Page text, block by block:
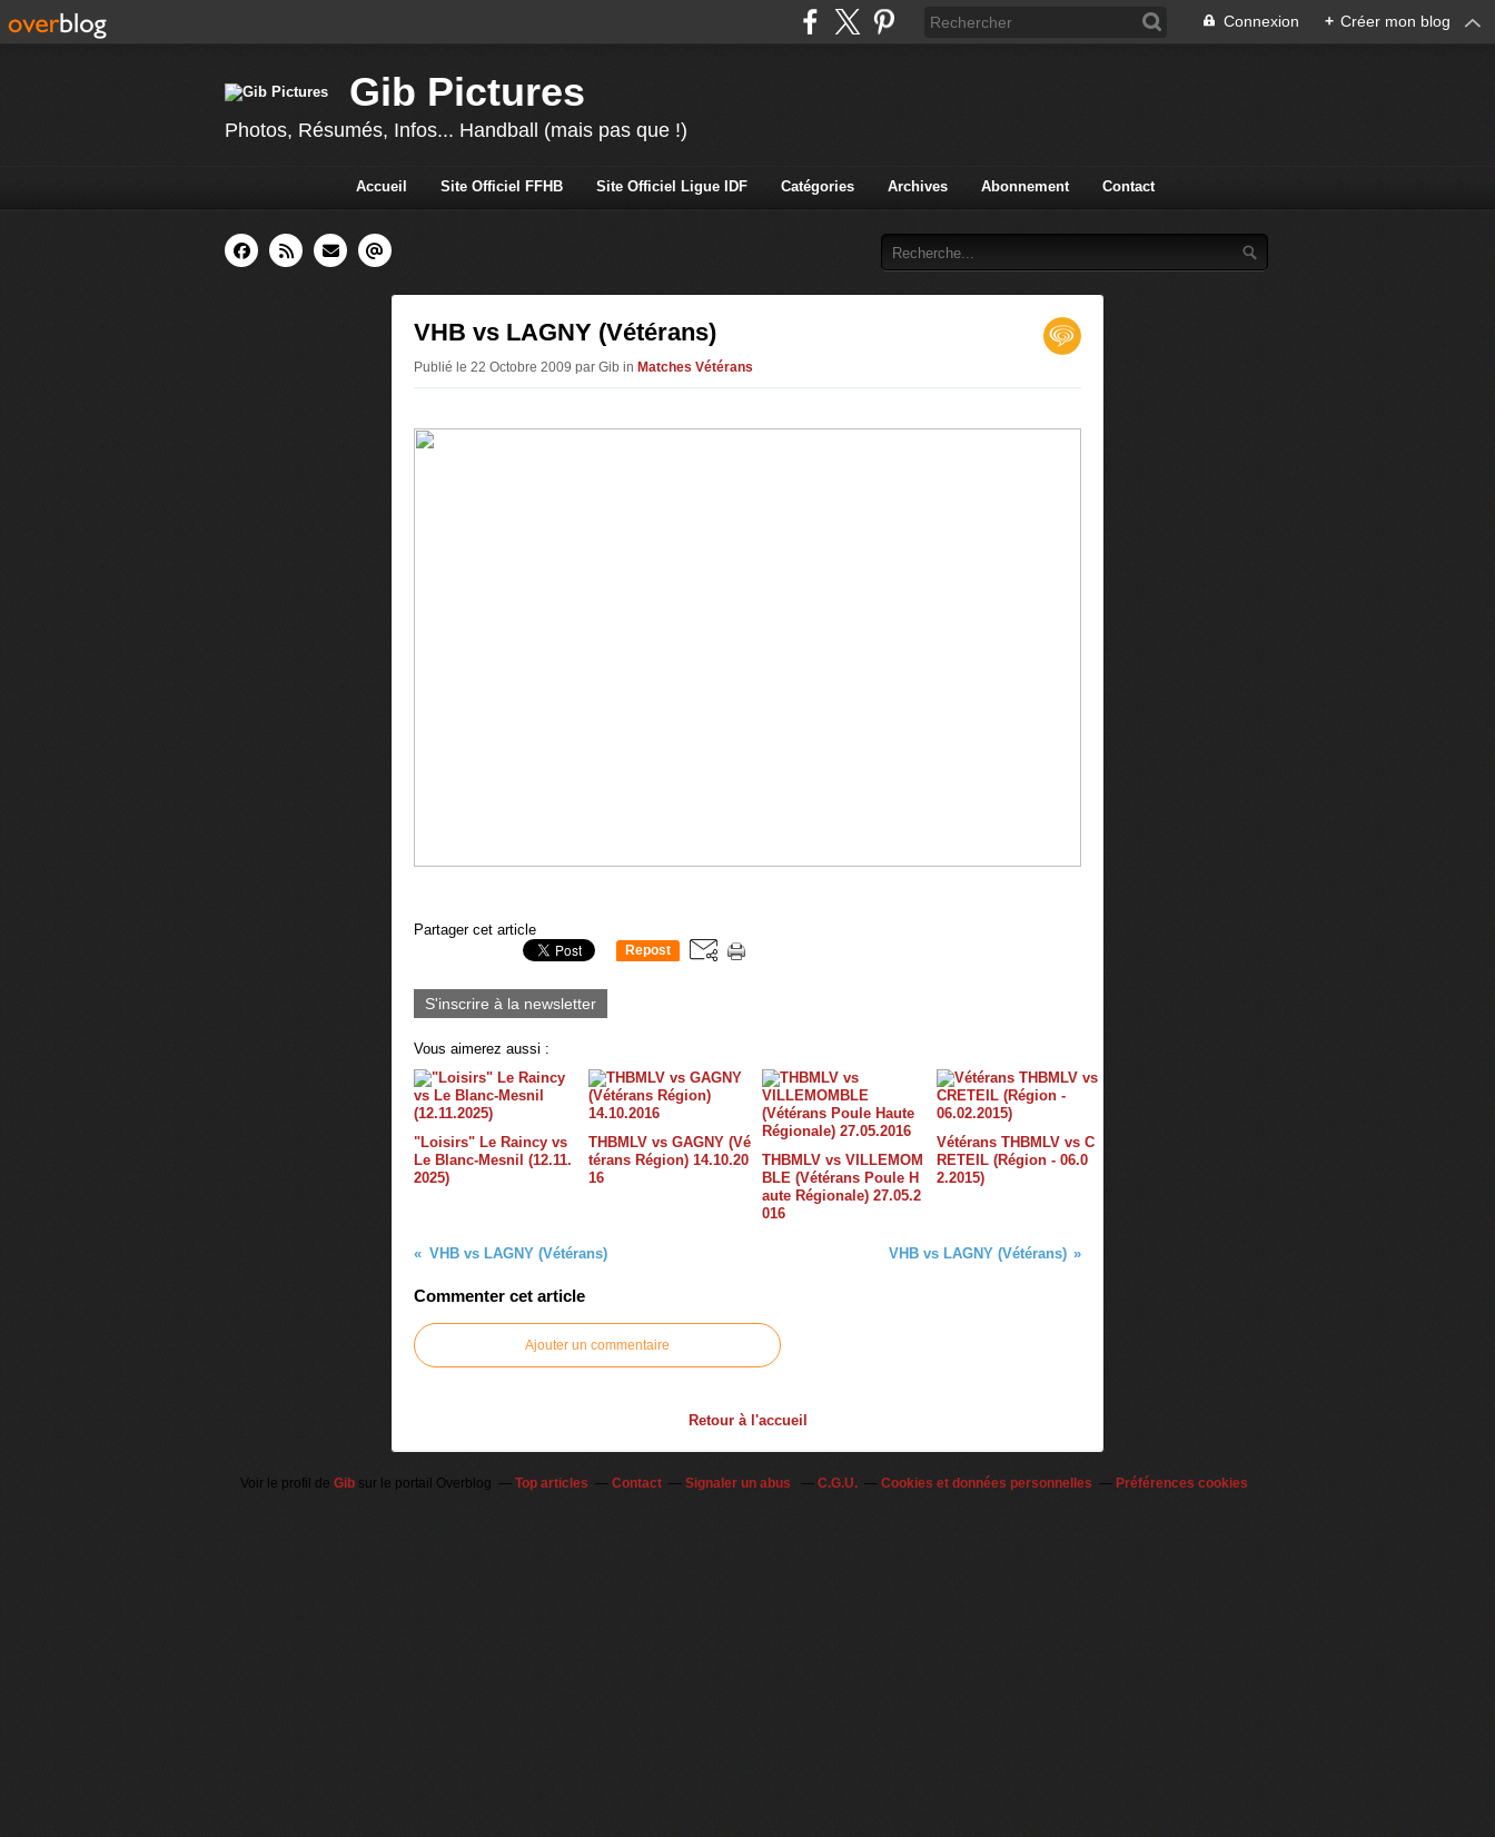
Connexion + Créer mon blog
Gib Pictures
Photos, Résumés, Infos... Handball (mais pas que !)
Accueil Site Officiel FFHB Site Officiel Ligue IDF Catégories Archives Abonnement Contact
VHB vs LAGNY (Vétérans)
Publié le 22 Octobre 2009 par Gib in Matches Vétérans
Partager cet article
Repost
S'inscrire à la newsletter
Vous aimerez aussi :
"Loisirs" Le Raincy vs
Le Blanc-Mesnil (12.11.
2025)
THBMLV vs GAGNY (Vé
térans Région) 14.10.20
16
THBMLV vs VILLEMOM
BLE (Vétérans Poule H
aute Régionale) 27.05.2
016
Vétérans THBMLV vs C
RETEIL (Région - 06.0
2.2015)
VHB vs LAGNY (Vétérans) VHB vs LAGNY (Vétérans)
Commenter cet article
Ajouter un commentaire
Retour à l'accueil
Voir le profil de Gib sur le portail Overblog Top articles Contact Signaler un abus C.G.U. Cookies et données personnelles Préférences cookies